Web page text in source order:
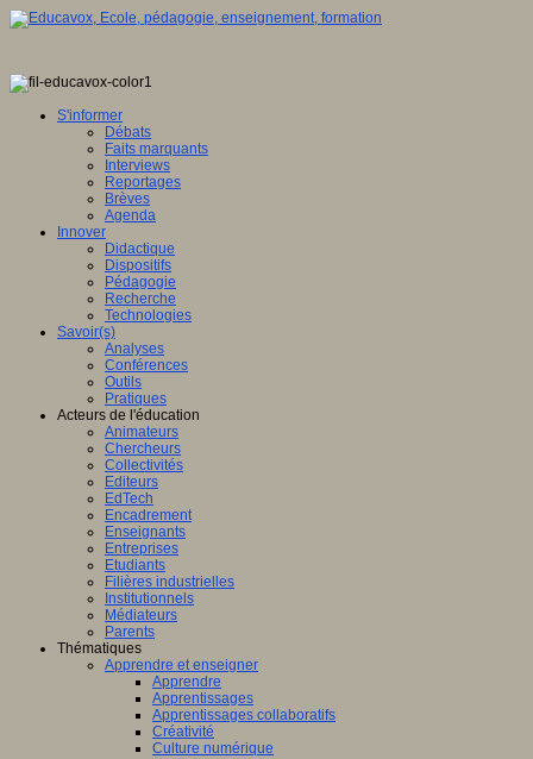
S'informer
Débats
Faits marquants
Interviews
Reportages
Brèves
Agenda
Innover
Didactique
Dispositifs
Pédagogie
Recherche
Technologies
Savoir(s)
Analyses
Conférences
Outils
Pratiques
Acteurs de l'éducation
Animateurs
Chercheurs
Collectivités
Editeurs
EdTech
Encadrement
Enseignants
Entreprises
Etudiants
Filières industrielles
Institutionnels
Médiateurs
Parents
Thématiques
Apprendre et enseigner
Apprendre
Apprentissages
Apprentissages collaboratifs
Créativité
Culture numérique